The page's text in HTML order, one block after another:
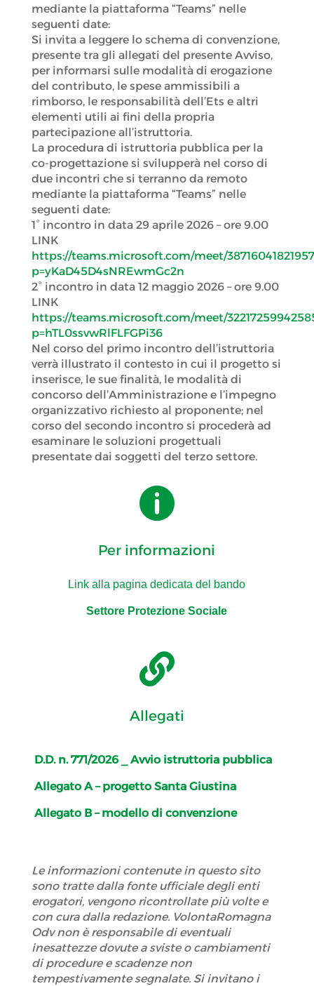
mediante la piattaforma “Teams” nelle
seguenti date:
Si invita a leggere lo schema di convenzione,
presente tra gli allegati del presente Avviso,
per informarsi sulle modalità di erogazione
del contributo, le spese ammissibili a
rimborso, le responsabilità dell’Ets e altri
elementi utili ai fini della propria
partecipazione all’istruttoria.
La procedura di istruttoria pubblica per la
co-progettazione si svilupperà nel corso di
due incontri che si terranno da remoto
mediante la piattaforma “Teams” nelle
seguenti date:
1° incontro in data 29 aprile 2026 – ore 9.00
LINK
https://teams.microsoft.com/meet/
p=yKaD45D4sNREwmGc2n
2° incontro in data 12 maggio 2026 – ore 9.00
LINK
https://teams.microsoft.com/meet/
p=hTL0ssvwRlFLFGPi36
Nel corso del primo incontro dell’istruttoria
verrà illustrato il contesto in cui il progetto si
inserisce, le sue finalità, le modalità di
concorso dell’Amministrazione e l’impegno
organizzativo richiesto al proponente; nel
corso del secondo incontro si procederà ad
esaminare le soluzioni progettuali
presentate dai soggetti del terzo settore.

Per informazioni
Link alla pagina dedicata del bando
Settore Protezione Sociale

Allegati
D.D. n. 771/2026 _ Avvio istruttoria pubblica
Allegato A – progetto Santa Giustina
Allegato B – modello di convenzione
Le informazioni contenute in questo sito
sono tratte dalla fonte ufficiale degli enti
erogatori, vengono ricontrollate più volte e
con cura dalla redazione. VolontaRomagna
Odv non è responsabile di eventuali
inesattezze dovute a sviste o cambiamenti
di procedure e scadenze non
tempestivamente segnalate. Si invitano i